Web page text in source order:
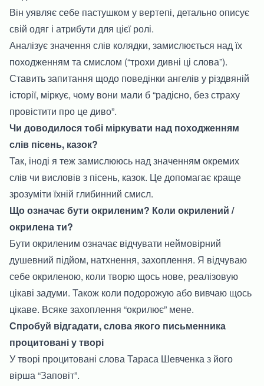
Він уявляє себе пастушком у вертепі, детально описує
свій одяг і атрибути для цієї ролі.
Аналізує значення слів колядки, замислюється над їх
походженням та смислом (“трохи дивні ці слова”).
Ставить запитання щодо поведінки ангелів у різдвяній
історії, міркує, чому вони мали б “радісно, без страху
провістити про це диво”.
Чи доводилося тобі міркувати над походженням
слів пісень, казок?
Так, іноді я теж замислююсь над значенням окремих
слів чи висловів з пісень, казок. Це допомагає краще
зрозуміти їхній глибинний смисл.
Що означає бути окриленим? Коли окрилений /
окрилена ти?
Бути окриленим означає відчувати неймовірний
душевний підйом, натхнення, захоплення. Я відчуваю
себе окриленою, коли творю щось нове, реалізовую
цікаві задуми. Також коли подорожую або вивчаю щось
цікаве. Всяке захоплення “окрилює” мене.
Спробуй відгадати, слова якого письменника
процитовані у творі
У творі процитовані слова Тараса Шевченка з його
вірша “Заповіт”.